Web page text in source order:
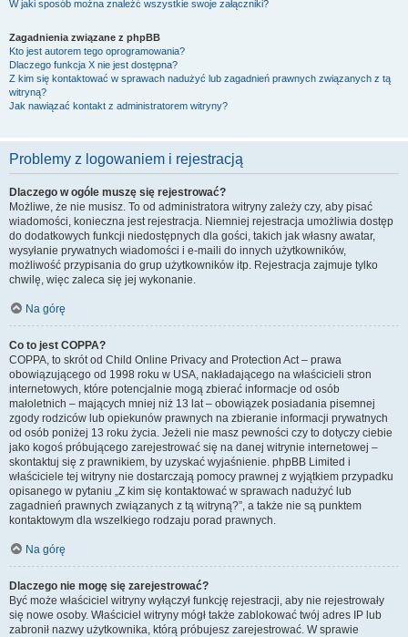
W jaki sposób można znaleźć wszystkie swoje załączniki?
Zagadnienia związane z phpBB
Kto jest autorem tego oprogramowania?
Dlaczego funkcja X nie jest dostępna?
Z kim się kontaktować w sprawach nadużyć lub zagadnień prawnych związanych z tą
witryną?
Jak nawiązać kontakt z administratorem witryny?
Problemy z logowaniem i rejestracją
Dlaczego w ogóle muszę się rejestrować?
Możliwe, że nie musisz. To od administratora witryny zależy czy, aby pisać
wiadomości, konieczna jest rejestracja. Niemniej rejestracja umożliwia dostęp
do dodatkowych funkcji niedostępnych dla gości, takich jak własny awatar,
wysyłanie prywatnych wiadomości i e-maili do innych użytkowników,
możliwość przypisania do grup użytkowników itp. Rejestracja zajmuje tylko
chwilę, więc zaleca się jej wykonanie.
Na górę
Co to jest COPPA?
COPPA, to skrót od Child Online Privacy and Protection Act – prawa
obowiązującego od 1998 roku w USA, nakładającego na właścicieli stron
internetowych, które potencjalnie mogą zbierać informacje od osób
małoletnich – mających mniej niż 13 lat – obowiązek posiadania pisemnej
zgody rodziców lub opiekunów prawnych na zbieranie informacji prywatnych
od osób poniżej 13 roku życia. Jeżeli nie masz pewności czy to dotyczy ciebie
jako kogoś próbującego zarejestrować się na danej witrynie internetowej –
skontaktuj się z prawnikiem, by uzyskać wyjaśnienie. phpBB Limited i
właściciele tej witryny nie dostarczają pomocy prawnej z wyjątkiem przypadku
opisanego w pytaniu „Z kim się kontaktować w sprawach nadużyć lub
zagadnień prawnych związanych z tą witryną?”, a także nie są punktem
kontaktowym dla wszelkiego rodzaju porad prawnych.
Na górę
Dlaczego nie mogę się zarejestrować?
Być może właściciel witryny wyłączył funkcję rejestracji, aby nie rejestrowały
się nowe osoby. Właściciel witryny mógł także zablokować twój adres IP lub
zabronił nazwy użytkownika, którą próbujesz zarejestrować. W sprawie